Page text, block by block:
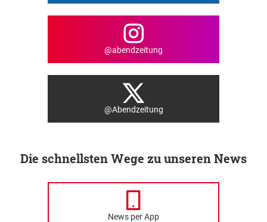
@abendzeitung
@Abendzeitung
Die schnellsten Wege zu unseren News
News per App